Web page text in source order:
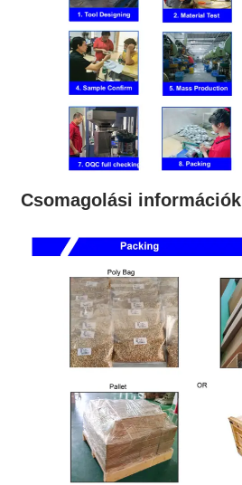
Csomagolási információk